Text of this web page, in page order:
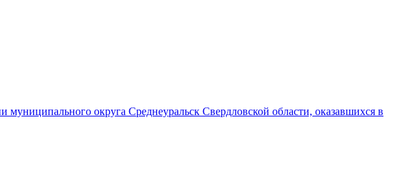
округа Среднеуральск Свердловской области, оказавшихся в